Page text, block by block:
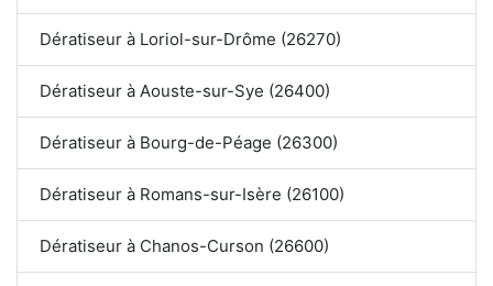
Dératiseur à Loriol-sur-Drôme (26270)
Dératiseur à Aouste-sur-Sye (26400)
Dératiseur à Bourg-de-Péage (26300)
Dératiseur à Romans-sur-Isère (26100)
Dératiseur à Chanos-Curson (26600)